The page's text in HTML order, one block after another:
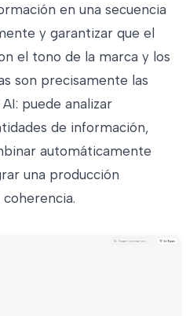
en una secuencia
y garantizar que el
el tono de la marca y los
son precisamente las
puede analizar
de información,
automáticamente
una producción